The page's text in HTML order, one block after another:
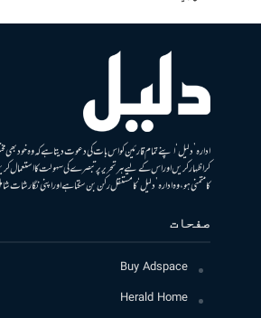
ادارہ ’دلیل‘ اپنے تمام قارئین کو اس بات کی دعوت دیتا ہے کہ وہ خود بھی
کر اظہار کریں اور اس کے لیے ہر تحریر پر تبصرے کی سہولت کا استعمال
کا متمنی ہو، وہ ادارہ ’دلیل‘ کا مستقل رکن بن سکتا ہے اور اپنی نگارشات
صفحات
Buy Adspace
Herald Home